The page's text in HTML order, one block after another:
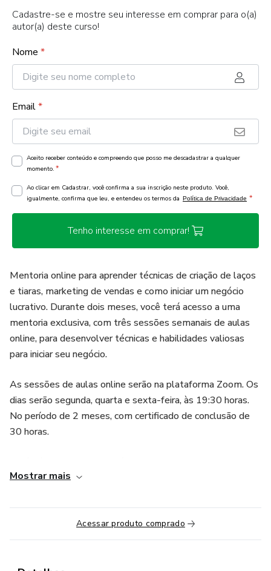
Cadastre-se e mostre seu interesse em comprar para o(a)
autor(a) deste curso!
Nome *
Email*
Aceito receber conteúdo e compreendo que posso me descadastrar a qualquer
momento. *
Ao clicar em Cadastrar, você confirma a sua inscrição neste produto. Você,
igualmente, confirma que leu, e entendeu os termos da Política de Privacidade *
Tenho interesse em comprar!
Mentoria online para aprender técnicas de criação de laços
e tiaras, marketing de vendas e como iniciar um negócio
lucrativo. Durante dois meses, você terá acesso a uma
mentoria exclusiva, com três sessões semanais de aulas
online, para desenvolver técnicas e habilidades valiosas
para iniciar seu negócio.
As sessões de aulas online serão na plataforma Zoom. Os
dias serão segunda, quarta e sexta-feira, às 19:30 horas.
No período de 2 meses, com certificado de conclusão de
30 horas.
diferenciado, desde os modelos mais simples até os mais
e ferramentas certas, como fazer um bom acabamento,
como editar fotos e vídeos e como fazer uma divulgação
atrativa.
Mostrar mais
Acessar produto comprado